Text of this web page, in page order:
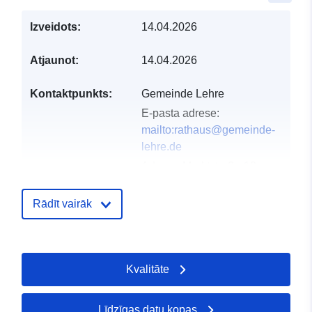
Izveidots: 14.04.2026
Atjaunot: 14.04.2026
Kontaktpunkts:
Gemeinde Lehre
E-pasta adrese:
mailto:rathaus@gemeinde-
lehre.de
ieraksts:
Pievienots data.europa.eu:
Jaunākā informācija par
03 August 2026
Rādīt vairāk
Kvalitāte